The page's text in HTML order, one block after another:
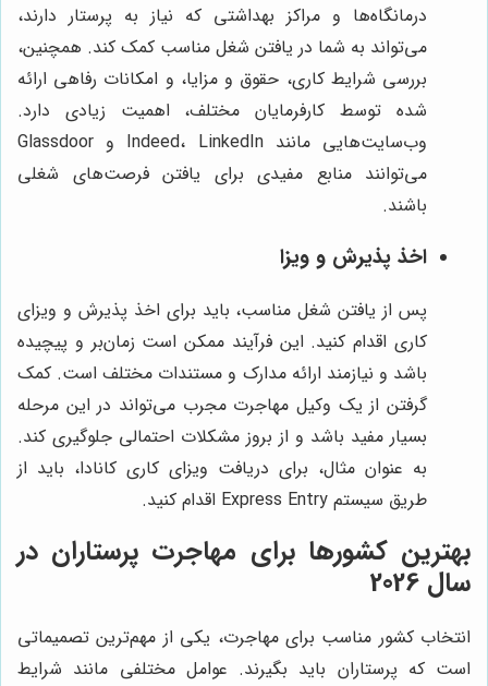
درمانگاه‌ها و مراکز بهداشتی که نیاز به پرستار دارند،
می‌تواند به شما در یافتن شغل مناسب کمک کند. همچنین،
بررسی شرایط کاری، حقوق و مزایا، و امکانات رفاهی ارائه
شده توسط کارفرمایان مختلف، اهمیت زیادی دارد.
وب‌سایت‌هایی مانند Indeed، LinkedIn و Glassdoor
می‌توانند منابع مفیدی برای یافتن فرصت‌های شغلی
باشند.
اخذ پذیرش و ویزا
پس از یافتن شغل مناسب، باید برای اخذ پذیرش و ویزای
کاری اقدام کنید. این فرآیند ممکن است زمان‌بر و پیچیده
باشد و نیازمند ارائه مدارک و مستندات مختلف است. کمک
گرفتن از یک وکیل مهاجرت مجرب می‌تواند در این مرحله
بسیار مفید باشد و از بروز مشکلات احتمالی جلوگیری کند.
به عنوان مثال، برای دریافت ویزای کاری کانادا، باید از
طریق سیستم Express Entry اقدام کنید.
بهترین کشورها برای مهاجرت پرستاران در
سال 2026
انتخاب کشور مناسب برای مهاجرت، یکی از مهم‌ترین تصمیماتی
است که پرستاران باید بگیرند. عوامل مختلفی مانند شرایط